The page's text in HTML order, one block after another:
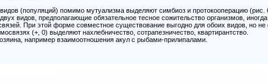
(популяций) помимо мутуализма выделяют симбиоз и протокооперацию (рис.
видов, предполагающие обязательное тесное сожительство организмов,
При этой форме совместное существование выгодно для обоих видов, но
(+, 0) выделяют нахлебничество, сотрапезничество, квартирантство.
например взаимоотношения акул с рыбами-прилипалами.